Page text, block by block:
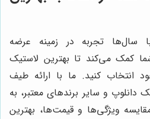
سال‌ها تجربه در زمینه عرضه
کمک می‌کند تا بهترین لاستیک
انتخاب کنید. ما با ارائه طیف
دانلوپ و سایر برندهای معتبر، به
ویژگی‌ها و قیمت‌ها، بهترین